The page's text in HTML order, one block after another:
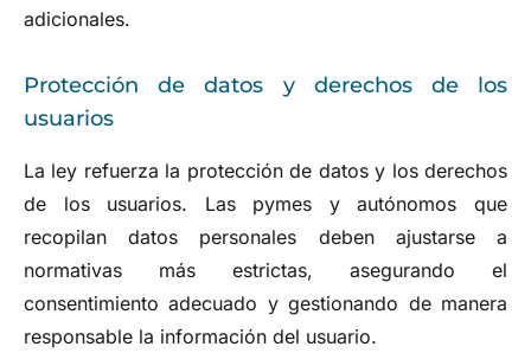
adicionales.
Protección de datos y derechos de los
usuarios
La ley refuerza la protección de datos y los derechos
de los usuarios. Las pymes y autónomos que
recopilan datos personales deben ajustarse a
normativas más estrictas, asegurando el
consentimiento adecuado y gestionando de manera
responsable la información del usuario.